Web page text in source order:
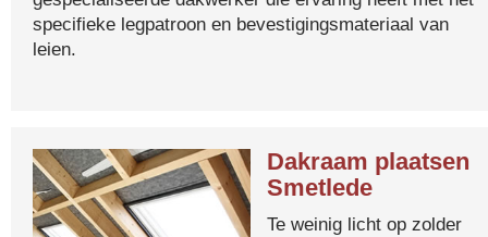
specifieke legpatroon en bevestigingsmateriaal van
leien.
Dakraam plaatsen
Smetlede
Te weinig licht op zolder